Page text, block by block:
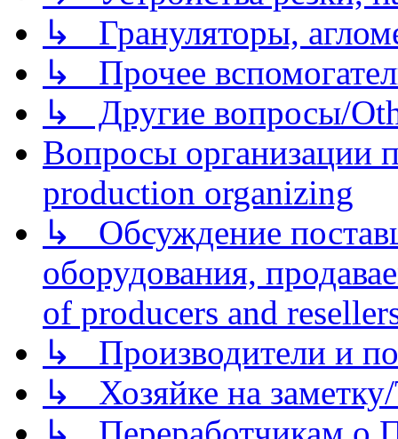
↳ Грануляторы,
↳ Прочее
↳ Другие вопросы/
Вопросы организации
production organizing
↳ Обсуждение
оборудования,
of producers and
↳ Производители и
↳ Хозяйке на